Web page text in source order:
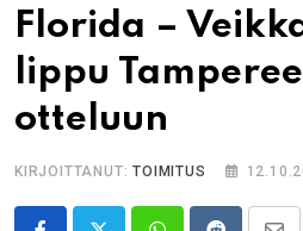
Florida –
lippu
otteluun
KIRJOITTANUT:TOIMITUS